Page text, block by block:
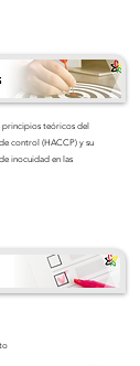
principios teóricos del
control (HACCP) y su
inocuidad en las